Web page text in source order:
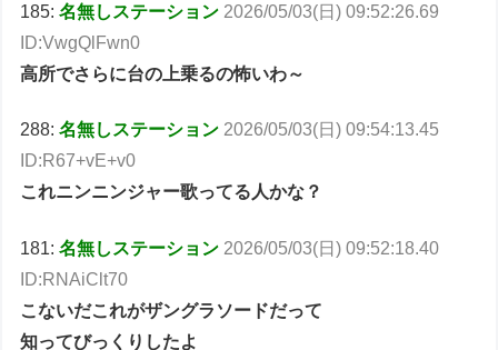
185:名無しステーション 2026/05/03(日) 09:52:26.69
ID:VwgQlFwn0
高所でさらに台の上乗るの怖いわ～
288:名無しステーション 2026/05/03(日) 09:54:13.45
ID:R67+vE+v0
これニンニンジャー歌ってる人かな？
181:名無しステーション 2026/05/03(日) 09:52:18.40
ID:RNAiClt70
こないだこれがザングラソードだって
知ってびっくりしたよ